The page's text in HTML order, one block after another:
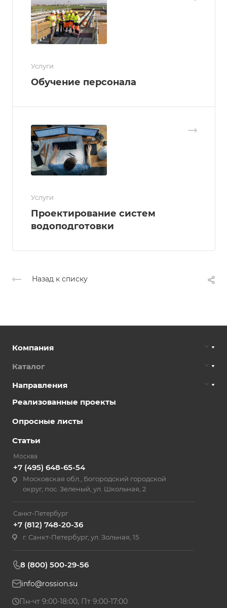
Услуги
Обучение персонала
Услуги
Проектирование систем
водоподготовки
Назад к списку
Компания
Каталог
Направления
Реализованные проекты
Опросные листы
Статьи
Москва
+7 (495) 648-65-54
Московская обл., Богородский городской
округ, пос. Зеленый, ул. Школьная, 2
Санкт-Петербург
+7 (812) 748-20-36
г. Санкт-Петербург, ул. Зольная, 15
8 (800) 500-29-56
info@rossion.su
Пн-чт 9:00-18:00, Пт 9:00-17:00